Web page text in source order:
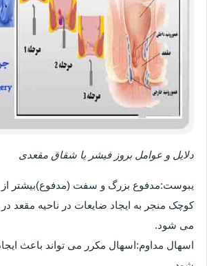
دلایل و عوامل بروز فیشر یا شقاق مقعدی
یبوست:مدفوع بزرگ و سفت (مدفوع)بیشتر از
کوچک منجر به ایجاد ضایعات در ناحیه مقعد
می شود.
اسهال مداوم:اسهال مکرر می تواند باعث